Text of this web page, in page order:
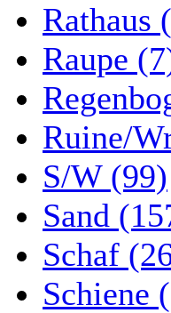
Rathaus
Raupe
Ruine/
S/W (99)
Sand
Schaf
Schiene